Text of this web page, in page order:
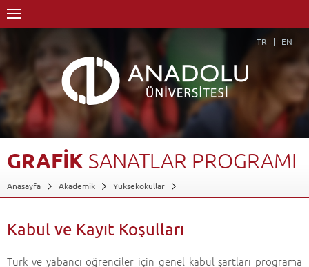
TR EN
GRAFİK SANATLAR PROGRAMI
Anasayfa Akademik
Yüksekokullar
Grafik Sanatlar Programı
Kabul ve Kayıt Koşulları
Kabul ve Kayıt Koşulları
Türk ve yabancı öğrenciler için genel kabul şartları programa